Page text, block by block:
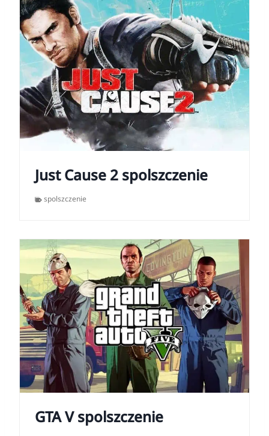
Just Cause 2 spolszczenie
spolszczenie
GTA V spolszczenie